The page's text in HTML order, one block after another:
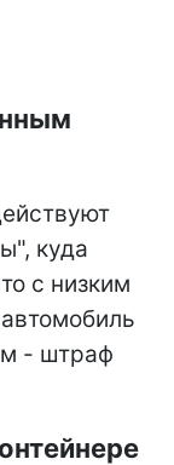
куда
с низким
- штраф